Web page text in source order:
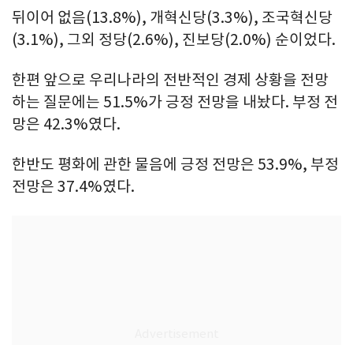
뒤이어 없음(13.8%), 개혁신당(3.3%), 조국혁신당
(3.1%), 그외 정당(2.6%), 진보당(2.0%) 순이었다.
한편 앞으로 우리나라의 전반적인 경제 상황을 전망
하는 질문에는 51.5%가 긍정 전망을 내놨다. 부정 전
망은 42.3%였다.
한반도 평화에 관한 물음에 긍정 전망은 53.9%, 부정
전망은 37.4%였다.